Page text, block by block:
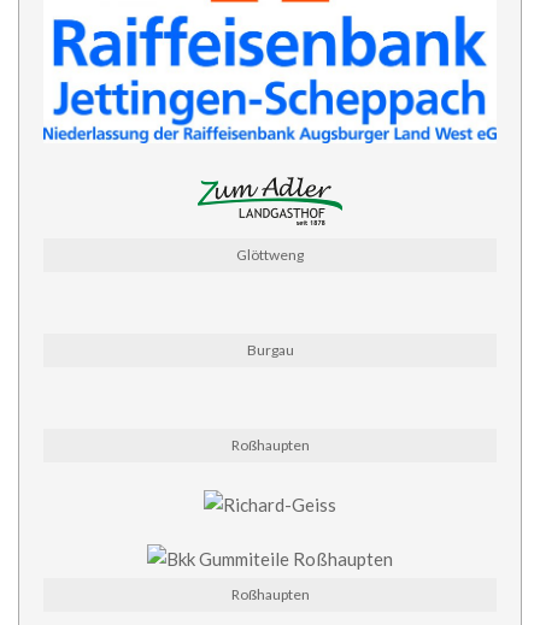
Glöttweng
Burgau
Roßhaupten
Roßhaupten